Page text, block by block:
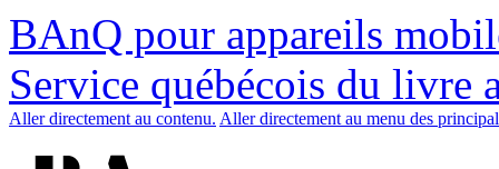
BAnQ pour appareils
Service québécois du livre
Aller directement au contenu. Aller directement au menu des